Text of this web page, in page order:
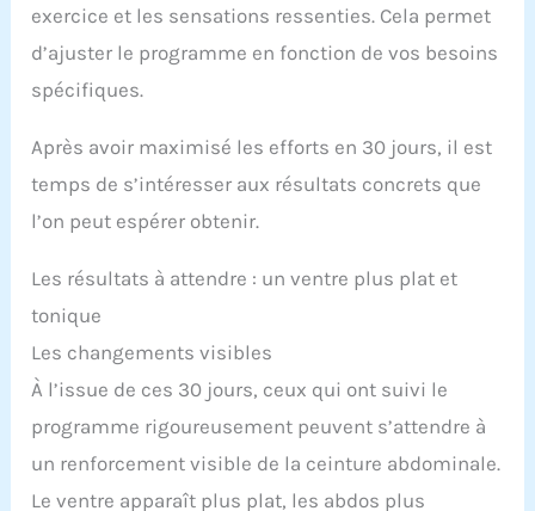
exercice et les sensations ressenties. Cela permet
d’ajuster le programme en fonction de vos besoins
spécifiques.
Après avoir maximisé les efforts en 30 jours, il est
temps de s’intéresser aux résultats concrets que
l’on peut espérer obtenir.
Les résultats à attendre : un ventre plus plat et
tonique
Les changements visibles
À l’issue de ces 30 jours, ceux qui ont suivi le
programme rigoureusement peuvent s’attendre à
un renforcement visible de la ceinture abdominale.
Le ventre apparaît plus plat, les abdos plus